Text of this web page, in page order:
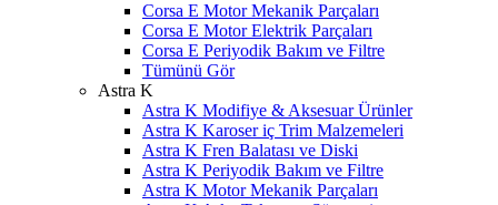
Corsa E Motor Mekanik Parçaları
Corsa E Motor Elektrik Parçaları
Corsa E Periyodik Bakım ve Filtre
Tümünü Gör
Astra K
Astra K Modifiye & Aksesuar Ürünler
Astra K Karoser iç Trim Malzemeleri
Astra K Fren Balatası ve Diski
Astra K Periyodik Bakım ve Filtre
Astra K Motor Mekanik Parçaları